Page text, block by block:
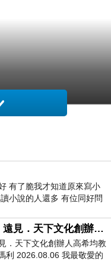
有了脆我才知道原來寫小
小說的人還多 有位同好問
高中文學獎的
我最敬愛的老闆、遠見．天下文化創辦人高希均教授
．天下文化創辦人高希均教
利 2026.08.06 我最敬愛的